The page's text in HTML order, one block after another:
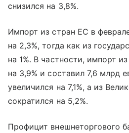
снизился на 3,8%.
Импорт из стран ЕС в
на 2,3%, тогда как из
на 1%. В частности, импорт
на 3,9% и составил 7,6 млрд
увеличился на 7,1%, а из
сократился на 5,2%.
Профицит внешнеторгового